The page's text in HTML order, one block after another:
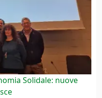
Solidale: nuove